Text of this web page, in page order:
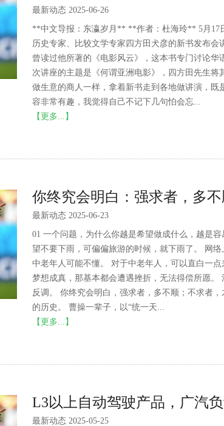
最新动态 2025-06-26
**中文导报：东瀛岁月** **作者：杜海玲** 5月17
历史专家、比较文学专家四方田犬彦的新书发布
曾读过他所著的《电影风云》，这本书专门讨论
次讲座的主题是《何谓亚洲电影》，四方田先生将
做生意的商人一样，拿着新书走到各地做讲演，
容非常有趣，我觉得自己不记下几句怕会忘...
【更多...】
你终究会明白：强求者，多
最新动态 2025-06-23
01 一个问题，为什么你越是希望做成什么，越是
望不要下雨，可偏偏旅游的时候，就下雨了。 网
中老年人可能不懂。 对于中老年人，可以直白一
梦想成真，那基本都会遭遇挫折，无法得偿所愿
反调。 你终究会明白，强求者，多不顺；不求者
的历史。 曹操一辈子，以“统一天...
【更多...】
L3以上自动驾驶产品，广汽
最新动态 2025-05-25